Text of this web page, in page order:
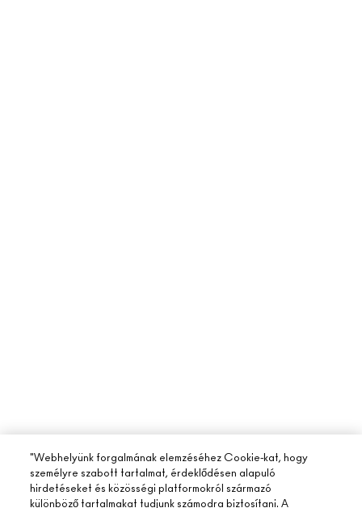
"Webhelyünk forgalmának elemzéséhez Cookie-kat, hogy
személyre szabott tartalmat, érdeklődésen alapuló
hirdetéseket és közösségi platformokról származó
különböző tartalmakat tudjunk számodra biztosítani. A